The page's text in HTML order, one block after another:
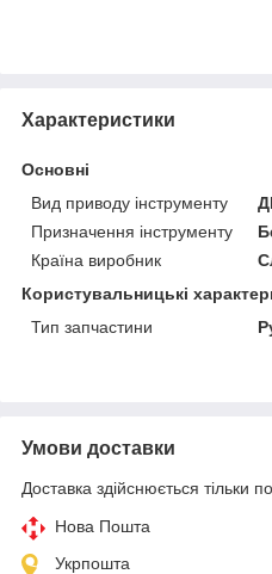
Характеристики
Основні
Вид приводу інструменту
Призначення інструменту
Країна виробник
Користувальницькі
Тип запчастини
Умови доставки
Доставка здійснюється тільки
Нова Пошта
Укрпошта